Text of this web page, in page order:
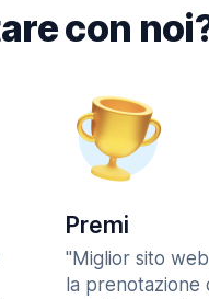
con
Premi
"Miglior sito
la prenotazione